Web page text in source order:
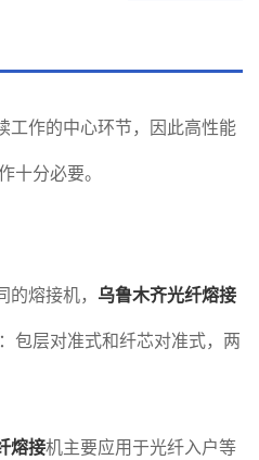
工作的中心环节，因此高性能
十分必要。
熔接机， 乌鲁木齐光纤熔接
包层对准式和纤芯对准式，两
熔接机主要应用于光纤入户等